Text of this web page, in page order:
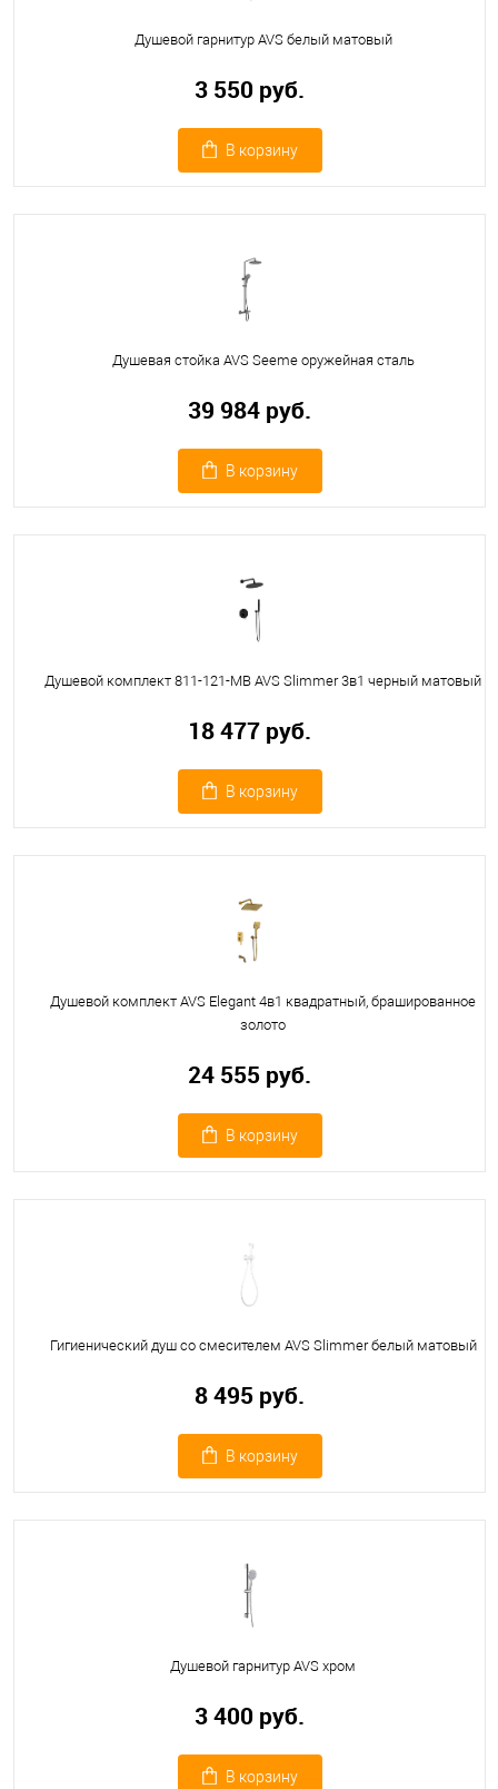
Душевой гарнитур AVS белый матовый
3 550 руб.
В корзину
Душевая стойка AVS Seeme оружейная сталь
39 984 руб.
В корзину
Душевой комплект 811-121-MB AVS Slimmer 3в1 черный матовый
18 477 руб.
В корзину
Душевой комплект AVS Elegant 4в1 квадратный, брашированное
золото
24 555 руб.
В корзину
Гигиенический душ со смесителем AVS Slimmer белый матовый
8 495 руб.
В корзину
Душевой гарнитур AVS хром
3 400 руб.
В корзину